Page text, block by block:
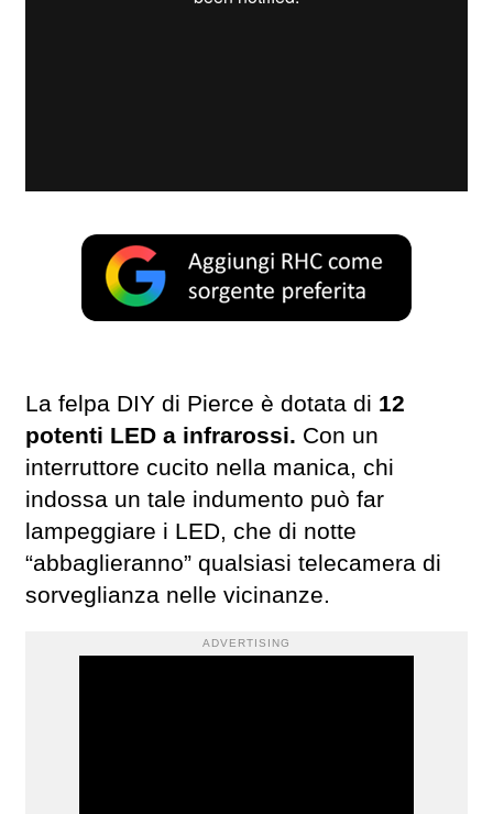
La felpa DIY di Pierce è dotata di 12
potenti LED a infrarossi. Con un
interruttore cucito nella manica, chi
indossa un tale indumento può far
lampeggiare i LED, che di notte
“abbaglieranno” qualsiasi telecamera di
sorveglianza nelle vicinanze.
ADVERTISING